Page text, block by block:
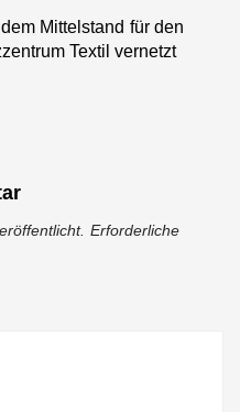
Mittelstand für den
Textil vernetzt
Erforderliche